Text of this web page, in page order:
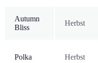
Autumn
Bliss
Herbst
Polka Herbst